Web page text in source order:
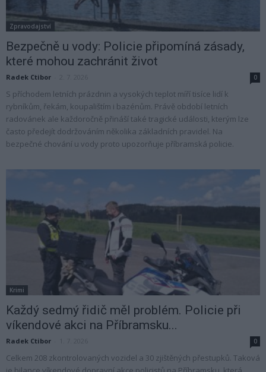
Zpravodajství
Bezpečně u vody: Policie připomíná zásady,
které mohou zachránit život
Radek Ctibor 0
S příchodem letních prázdnin a vysokých teplot míří tisíce lidí k
rybníkům, řekám, koupalištím i bazénům. Právě období letních
radovánek ale každoročně přináší také tragické události, kterým lze
často předejít dodržováním několika základních pravidel. Na
bezpečné chování u vody proto upozorňuje příbramská policie.
Krimi
Každý sedmý řidič měl problém. Policie při
víkendové akci na Příbramsku...
Radek Ctibor 0
Celkem 208 zkontrolovaných vozidel a 30 zjištěných přestupků. Taková